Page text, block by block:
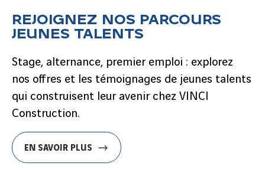
REJOIGNEZ NOS PARCOURS
JEUNES TALENTS
Stage, alternance, premier emploi : explorez
nos offres et les témoignages de jeunes talents
qui construisent leur avenir chez VINCI
Construction.
EN SAVOIR PLUS